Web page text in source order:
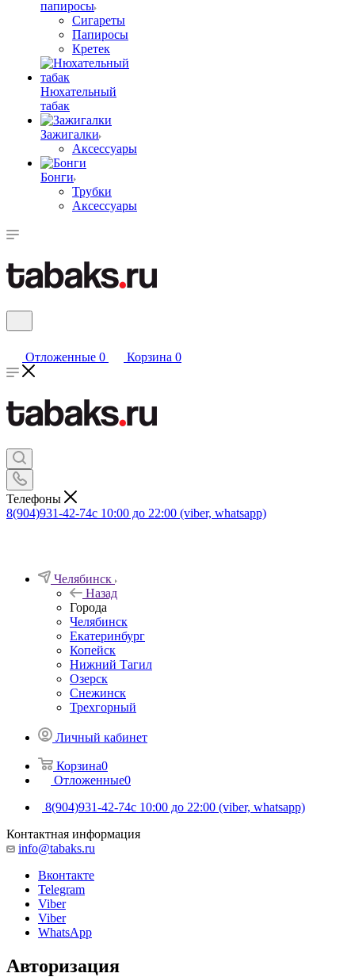
папиросы
Сигареты
Папиросы
Кретек
Нюхательный
табак
Зажигалки
Аксессуары
Бонги
Трубки
Аксессуары
Отложенные 0 Корзина 0
Телефоны
8(904)931-42-74с 10:00 до 22:00 (viber, whatsapp)
Челябинск
Назад
Города
Челябинск
Екатеринбург
Копейск
Нижний Тагил
Озерск
Снежинск
Трехгорный
Личный кабинет
Корзина0
Отложенные0
8(904)931-42-74с 10:00 до 22:00 (viber, whatsapp)
Контактная информация
info@tabaks.ru
Вконтакте
Telegram
Viber
Viber
WhatsApp
Авторизация